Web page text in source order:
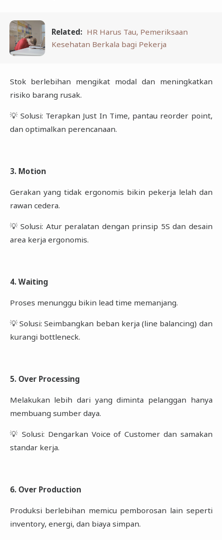
Related: HR Harus Tau, Pemeriksaan
Kesehatan Berkala bagi Pekerja
Stok berlebihan mengikat modal dan meningkatkan
risiko barang rusak.
💡 Solusi: Terapkan Just In Time, pantau reorder point,
dan optimalkan perencanaan.
3. Motion
Gerakan yang tidak ergonomis bikin pekerja lelah dan
rawan cedera.
💡 Solusi: Atur peralatan dengan prinsip 5S dan desain
area kerja ergonomis.
4. Waiting
Proses menunggu bikin lead time memanjang.
💡 Solusi: Seimbangkan beban kerja (line balancing) dan
kurangi bottleneck.
5. Over Processing
Melakukan lebih dari yang diminta pelanggan hanya
membuang sumber daya.
💡 Solusi: Dengarkan Voice of Customer dan samakan
standar kerja.
6. Over Production
Produksi berlebihan memicu pemborosan lain seperti
inventory, energi, dan biaya simpan.